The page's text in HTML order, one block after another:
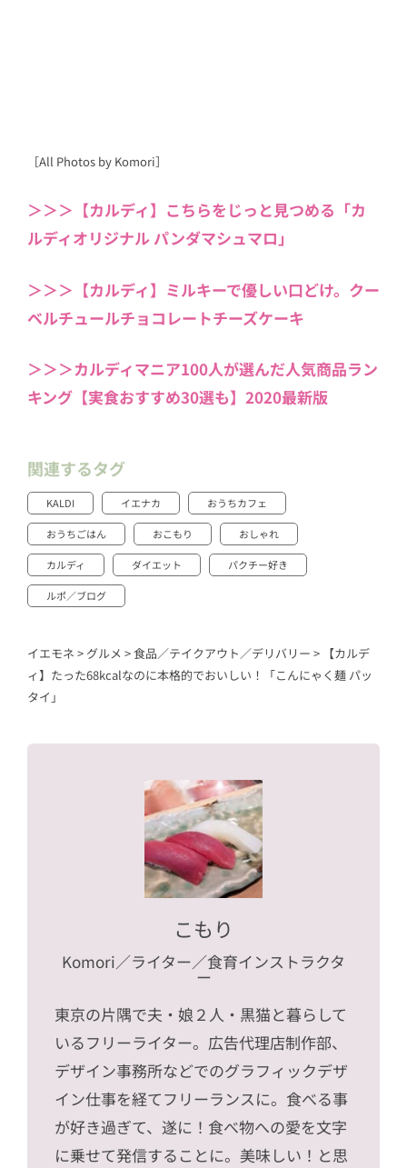
［All Photos by Komori］
＞＞＞【カルディ】こちらをじっと見つめる「カ
ルディオリジナル パンダマシュマロ」
＞＞＞【カルディ】ミルキーで優しい口どけ。クー
ベルチュールチョコレートチーズケーキ
＞＞＞カルディマニア100人が選んだ人気商品ラン
キング【実食おすすめ30選も】2020最新版
関連するタグ
KALDI イエナカ おうちカフェ
おうちごはん おこもり おしゃれ
カルディ ダイエット パクチー好き
ルポ／ブログ
イエモネ > グルメ >食品／テイクアウト／デリバリー > 【カルデ
ィ】たった68kcalなのに本格的でおいしい！「こんにゃく麺 パッ
タイ」
こもり
Komori／ライター／食育インストラクタ
ー
東京の片隅で夫・娘２人・黒猫と暮らして
いるフリーライター。広告代理店制作部、
デザイン事務所などでのグラフィックデザ
イン仕事を経てフリーランスに。食べる事
が好き過ぎて、遂に！食べ物への愛を文字
に乗せて発信することに。美味しい！と思